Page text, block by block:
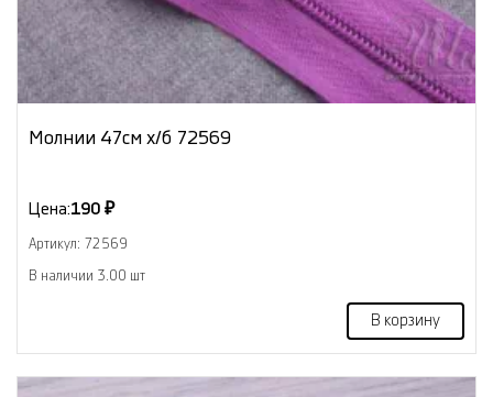
Молнии 47см х/б 72569
Цена:190 ₽
Артикул: 72569
В наличии 3.00 шт
В корзину